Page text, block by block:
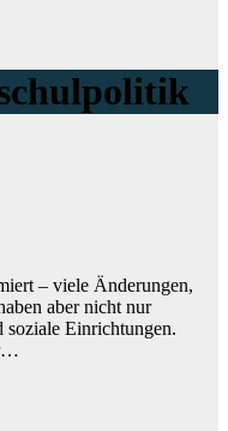
– viele Änderungen,
aber nicht nur
Einrichtungen.